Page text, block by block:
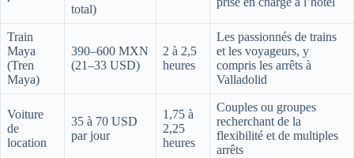
total)
Train
Maya
(Tren
Maya)
390–600 MXN
(21–33 USD)
2 à 2,5
heures
Les passionnés de trains
et les voyageurs, y
compris les arrêts à
Valladolid
Voiture
de
location
35 à 70 USD
par jour
1,75 à
2,25
heures
Couples ou groupes
recherchant de la
flexibilité et de multiples
arrêts